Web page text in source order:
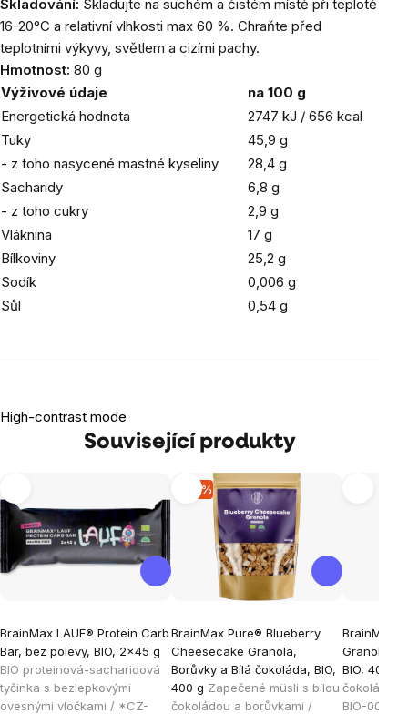
Skladování: Skladujte na suchém a čistém místě při teplotě
16-20°C a relativní vlhkosti max 60 %. Chraňte před
teplotními výkyvy, světlem a cizími pachy.
Hmotnost: 80 g
Výživové údaje
na 100 g
Energetická hodnota
2747 kJ / 656 kcal
Tuky
45,9 g
- z toho nasycené mastné kyseliny
28,4 g
Sacharidy
6,8 g
- z toho cukry
2,9 g
Vláknina
17 g
Bílkoviny
25,2 g
Sodík
0,006 g
Sůl
0,54 g
High-contrast mode
Související produkty
BrainMax LAUF® Protein Carb
Bar, bez polevy, BIO, 2x45 g
BIO proteinová-sacharidová
tyčinka s bezlepkovými
ovesnými vločkami / *CZ-
-12 %
BrainMax Pure® Blueberry
Cheesecake Granola,
Borůvky a Bílá čokoláda, BIO,
400 g Zapečené müsli s bílou
čokoládou a borůvkami /
BrainMax
Granola,
BIO, 400 g
čokoládou
BIO-001